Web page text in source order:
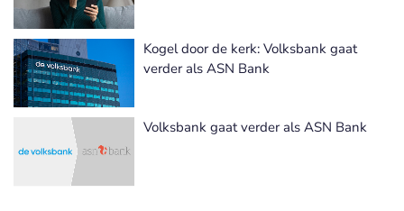
Kogel door de kerk: Volksbank gaat
verder als ASN Bank
Volksbank gaat verder als ASN Bank